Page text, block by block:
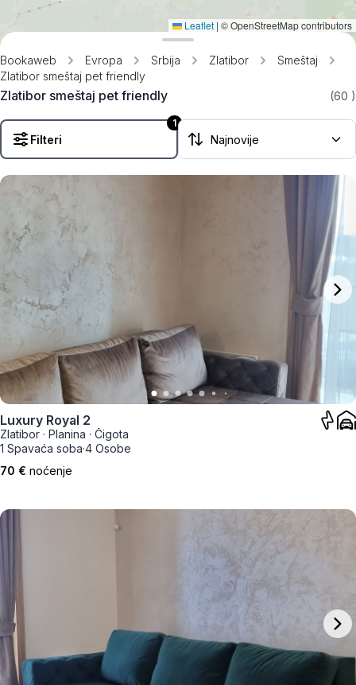
Bookaweb Evropa Srbija Zlatibor
Smeštaj
Zlatibor smeštaj pet friendly
Zlatibor smeštaj pet friendly (60 )
Filteri
1
Luxury Royal 2
Zlatibor · Planina · Čigota
1 Spavaća soba·4 Osobe
70 € noćenje
Leaflet | © OpenStreetMap contributors